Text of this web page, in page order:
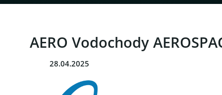
AERO Vodochody
28.04.2025